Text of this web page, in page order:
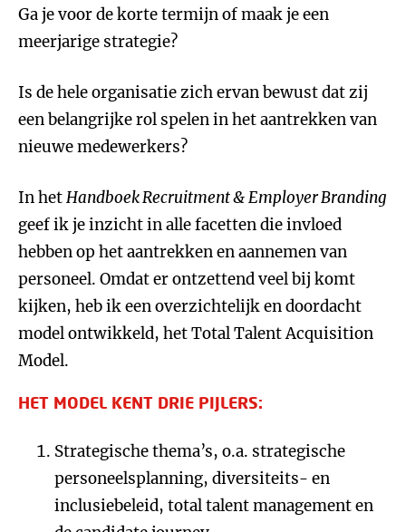
Ga je voor de korte termijn of maak je een
meerjarige strategie?
Is de hele organisatie zich ervan bewust dat zij
een belangrijke rol spelen in het aantrekken van
nieuwe medewerkers?
In hetHandboek Recruitment & Employer Branding
geef ik je inzicht in alle facetten die invloed
hebben op het aantrekken en aannemen van
personeel. Omdat er ontzettend veel bij komt
kijken, heb ik een overzichtelijk en doordacht
model ontwikkeld, het Total Talent Acquisition
Model.
HET MODEL KENT DRIE PIJLERS:
Strategische thema’s, o.a. strategische
personeelsplanning, diversiteits- en
inclusiebeleid, total talent management en